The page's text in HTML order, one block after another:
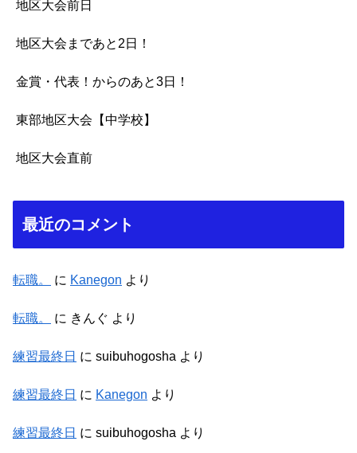
地区大会前日
地区大会まであと2日！
金賞・代表！からのあと3日！
東部地区大会【中学校】
地区大会直前
最近のコメント
転職。 に Kanegon より
転職。 に きんぐ より
練習最終日 に suibuhogosha より
練習最終日 に Kanegon より
練習最終日 に suibuhogosha より